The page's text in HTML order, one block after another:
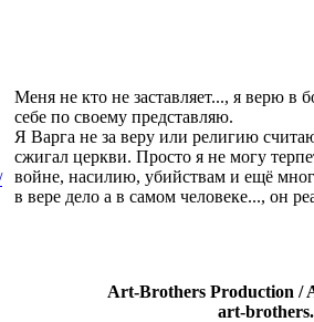
Меня не кто не заставляет..., я верю в
себе по своему представляю.
Я Варга не за веру или религию
сжигал церкви. Просто я не могу
войне, насилию, убийствам и ещё
в вере дело а в самом человеке..., он
Art-Brothers Production /
art-